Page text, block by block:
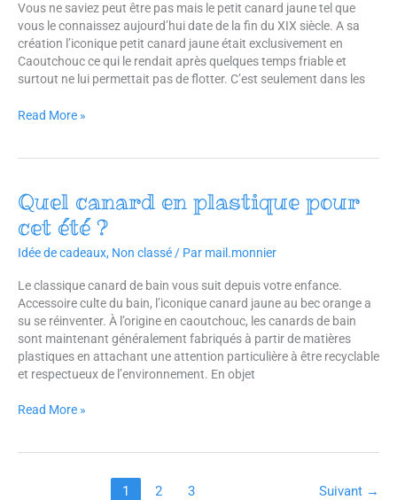
Vous ne saviez peut être pas mais le petit canard jaune tel que
vous le connaissez aujourd’hui date de la fin du XIX siècle. A sa
création l’iconique petit canard jaune était exclusivement en
Caoutchouc ce qui le rendait après quelques temps friable et
surtout ne lui permettait pas de flotter. C’est seulement dans les
jaune
Read More »
Quel canard en plastique pour
cet été ?
Idée de cadeaux, Non classé / Par mail.monnier
Le classique canard de bain vous suit depuis votre enfance.
Accessoire culte du bain, l’iconique canard jaune au bec orange a
su se réinventer. À l’origine en caoutchouc, les canards de bain
sont maintenant généralement fabriqués à partir de matières
plastiques en attachant une attention particulière à être recyclable
et respectueux de l’environnement. En objet
Quel
canard
en
plastique
cet
été
?
Read More »
1 2 3 Suivant →